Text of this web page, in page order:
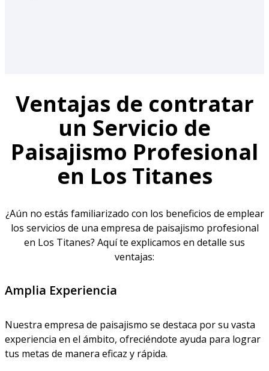
Ventajas de contratar
un Servicio de
Paisajismo Profesional
en Los Titanes
¿Aún no estás familiarizado con los beneficios de emplear
los servicios de una empresa de paisajismo profesional
en Los Titanes? Aquí te explicamos en detalle sus
ventajas:
Amplia Experiencia
Nuestra empresa de paisajismo se destaca por su vasta
experiencia en el ámbito, ofreciéndote ayuda para lograr
tus metas de manera eficaz y rápida.